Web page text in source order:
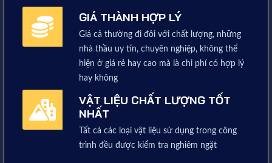
GIÁ THÀNH HỢP LÝ
Giá cả thường đi đôi với chất lượng, những
nhà thầu uy tín, chuyên nghiệp, không thể
hiện ở giá rẻ hay cao mà là chi phí có hợp lý
hay không
VẬT LIỆU CHẤT LƯỢNG TỐT
NHẤT
Tất cả các loại vật liệu sử dụng trong công
trình đều được kiểm tra nghiêm ngặt